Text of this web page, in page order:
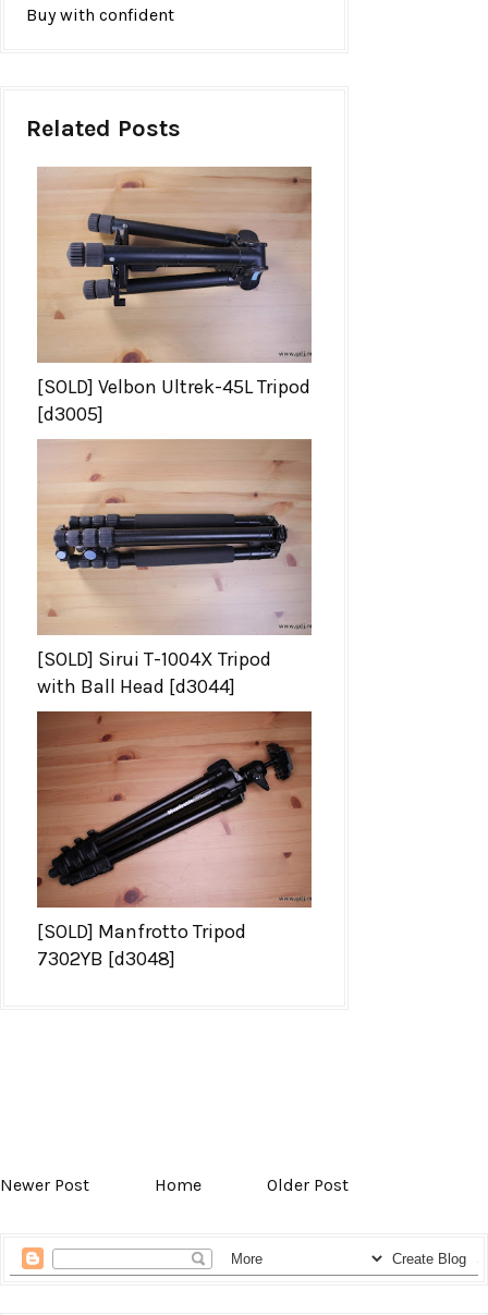
Buy with confident
Related Posts
[SOLD] Velbon Ultrek-45L Tripod
[d3005]
[SOLD] Sirui T-1004X Tripod
with Ball Head [d3044]
[SOLD] Manfrotto Tripod
7302YB [d3048]
Newer Post Home Older Post